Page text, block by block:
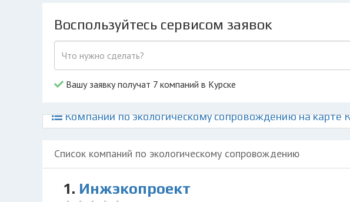
Воспользуйтесь сервисом заявок
Вашу заявку получат 7 компаний в Курске
Компании по экологическому сопровождению на карте
Список компаний по экологическому сопровождению
1. Инжэкопроект